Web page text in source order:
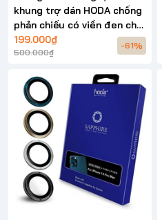
khung trợ dán HODA chống
phản chiếu có viền đen cho
iPhone 12 Pro Max
199.000₫
500.000₫
-61%